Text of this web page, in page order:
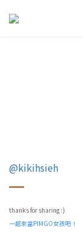
@kikihsieh
thanks for sharing :)
一起來當PIMGO女孩吧！